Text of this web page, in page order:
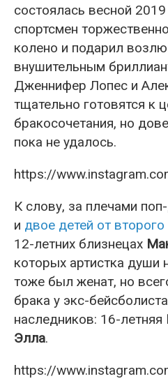
состоялась весной
спортсмен
колено и подарил
внушительным
Дженнифер Лопес и
тщательно готовятся к
бракосочетания, но
пока не удалось.
https://
К слову, за плечами
и двое детей от
12-летних близнецах
которых артистка души
тоже был женат, но
брака у экс-
наследников: 16-летняя
Элла.
https://